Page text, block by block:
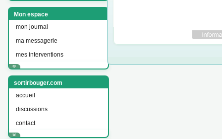
Mon espace
mon journal
ma messagerie
mes interventions
sortirbouger.com
accueil
discussions
contact